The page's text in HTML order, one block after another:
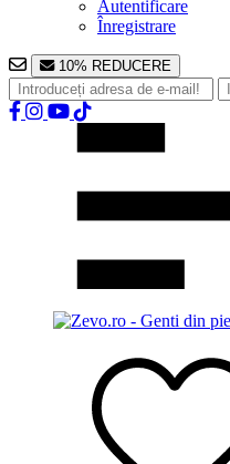
Autentificare
Înregistrare
10% REDUCERE